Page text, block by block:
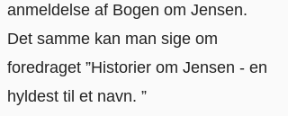
anmeldelse af Bogen om Jensen.
Det samme kan man sige om
foredraget ”Historier om Jensen - en
hyldest til et navn. ”